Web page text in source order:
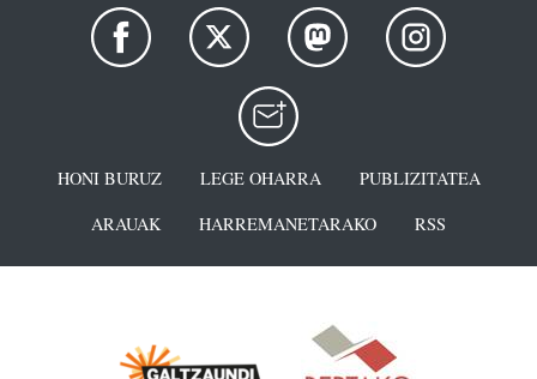
HONI BURUZ LEGE OHARRA
PUBLIZITATEA
ARAUAK
HARREMANETARAKO RSS